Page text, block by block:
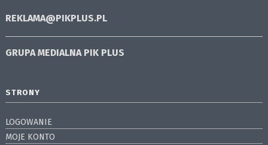
REKLAMA@PIKPLUS.PL
GRUPA MEDIALNA PIK PLUS
STRONY
LOGOWANIE
MOJE KONTO